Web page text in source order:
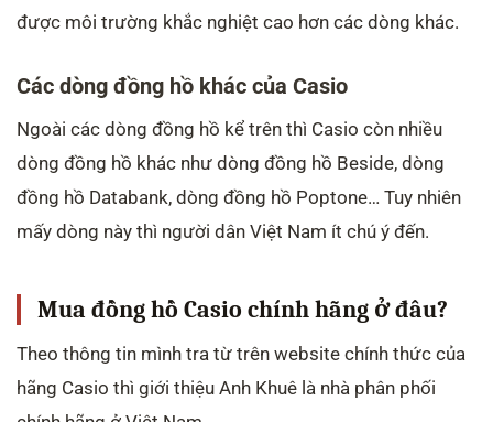
được môi trường khắc nghiệt cao hơn các dòng khác.
Các dòng đồng hồ khác của Casio
Ngoài các dòng đồng hồ kể trên thì Casio còn nhiều
dòng đồng hồ khác như dòng đồng hồ Beside, dòng
đồng hồ Databank, dòng đồng hồ Poptone… Tuy nhiên
mấy dòng này thì người dân Việt Nam ít chú ý đến.
Mua đồng hồ Casio chính hãng ở đâu?
Theo thông tin mình tra từ trên website chính thức của
hãng Casio thì giới thiệu Anh Khuê là nhà phân phối